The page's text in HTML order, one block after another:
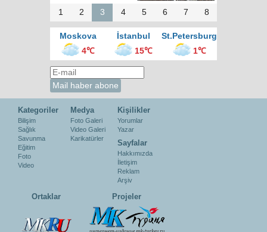
1 2 3 4 5 6 7 8
Moskova İstanbul
St.Petersburg
4℃
15℃ 1℃
Kategoriler
Bilişim
Sağlık
Savunma
Eğitim
Foto
Video
Medya
Foto Galeri
Video Galeri
Karikatürler
Kişilikler
Yorumlar
Yazar
Sayfalar
Hakkımızda
İletişim
Reklam
Arşiv
Ortaklar Projeler